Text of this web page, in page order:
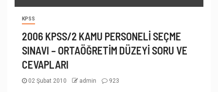
KPSS
2006 KPSS/2 KAMU PERSONELİ SEÇME
SINAVI – ORTAÖĞRETİM DÜZEYİ SORU VE
CEVAPLARI
02 Şubat 2010 admin 923